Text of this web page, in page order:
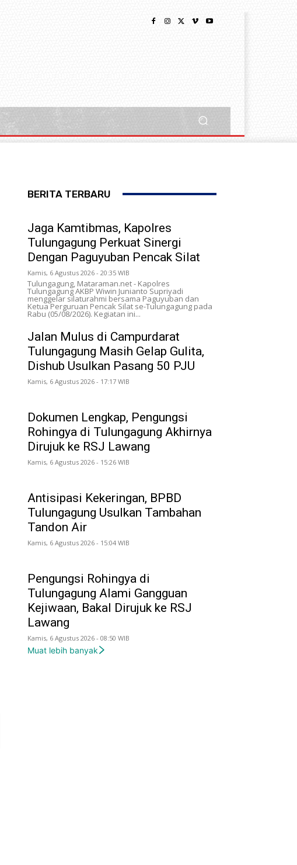
BERITA TERBARU
Jaga Kamtibmas, Kapolres
Tulungagung Perkuat Sinergi
Dengan Paguyuban Pencak Silat
Kamis, 6 Agustus 2026 - 20:35 WIB
Tulungagung, Mataraman.net - Kapolres
Tulungagung AKBP Wiwin Junianto Supriyadi
menggelar silaturahmi bersama Paguyuban dan
Ketua Perguruan Pencak Silat se-Tulungagung pada
Rabu (05/08/2026). Kegiatan ini...
Jalan Mulus di Campurdarat
Tulungagung Masih Gelap Gulita,
Dishub Usulkan Pasang 50 PJU
Kamis, 6 Agustus 2026 - 17:17 WIB
Dokumen Lengkap, Pengungsi
Rohingya di Tulungagung Akhirnya
Dirujuk ke RSJ Lawang
Kamis, 6 Agustus 2026 - 15:26 WIB
Antisipasi Kekeringan, BPBD
Tulungagung Usulkan Tambahan
Tandon Air
Kamis, 6 Agustus 2026 - 15:04 WIB
Pengungsi Rohingya di
Tulungagung Alami Gangguan
Kejiwaan, Bakal Dirujuk ke RSJ
Lawang
Kamis, 6 Agustus 2026 - 08:50 WIB
Muat lebih banyak